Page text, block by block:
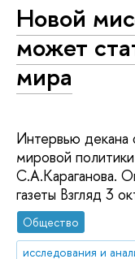
Новой
может
мира
Интервью декана
мировой
С.А.Караганова.
газеты Взгляд 3
Общество
исследования и